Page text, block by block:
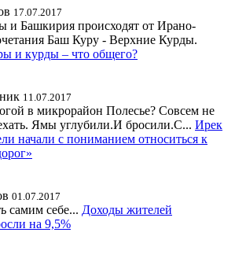
17.07.2017
и Башкирия происходят от Ирано-
Баш Куру - Верхние Курды.
и курды – что общего?
11.07.2017
в микрорайон Полесье? Совсем не
Ямы углубили.И бросили.С... Ирек
начали с пониманием относиться к
01.07.2017
самим себе... Доходы жителей
на 9,5%